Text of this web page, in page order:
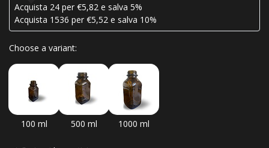
Acquista 24 per €5,82 e salva 5%
Acquista 1536 per €5,52 e salva 10%
Choose a variant:
100 ml 500 ml 1000 ml